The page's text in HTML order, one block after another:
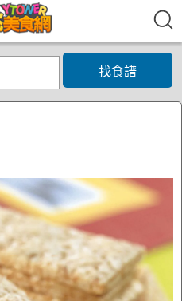
找食譜